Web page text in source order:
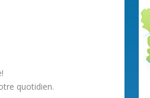
quotidien.